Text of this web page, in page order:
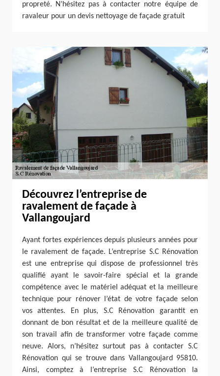
propreté. N’hésitez pas à contacter notre équipe de
ravaleur pour un devis nettoyage de façade gratuit
Découvrez l’entreprise de
ravalement de façade à
Vallangoujard
Ayant fortes expériences depuis plusieurs années pour
le ravalement de façade. L’entreprise S.C Rénovation
est une entreprise qui dispose de professionnel très
qualifié ayant le savoir-faire spécial et la grande
compétence avec le matériel adéquat et la meilleure
technique pour rénover l’état de votre façade selon
vos attentes. En plus, S.C Rénovation garantit en
donnant de bon résultat et de la meilleure qualité de
son travail afin de transformer votre façade comme
neuve. Alors, n’hésitez surtout pas à contacter S.C
Rénovation qui se trouve dans Vallangoujard 95810.
Ainsi, comptez à l’entreprise S.C Rénovation la